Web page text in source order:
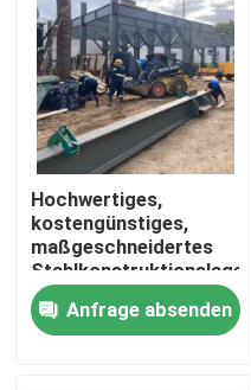
Über uns
Werksbesichtigung
Qualitätskontrolle
Kontakt mit uns
Neuigkeiten
Hochwertiges,
kostengünstiges,
maßgeschneidertes
Stahlkonstruktionslager
Anfrage absenden